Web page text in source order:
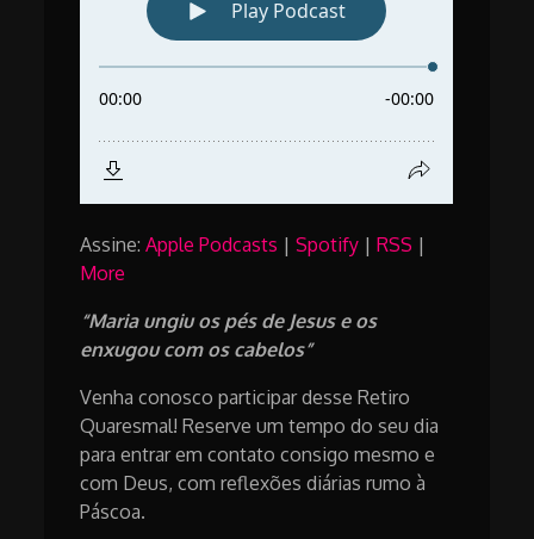
Assine:Apple Podcasts |Spotify |RSS |
More
“Maria ungiu os pés de Jesus e os
enxugou com os cabelos”
Venha conosco participar desse Retiro
Quaresmal! Reserve um tempo do seu dia
para entrar em contato consigo mesmo e
com Deus, com reflexões diárias rumo à
Páscoa.